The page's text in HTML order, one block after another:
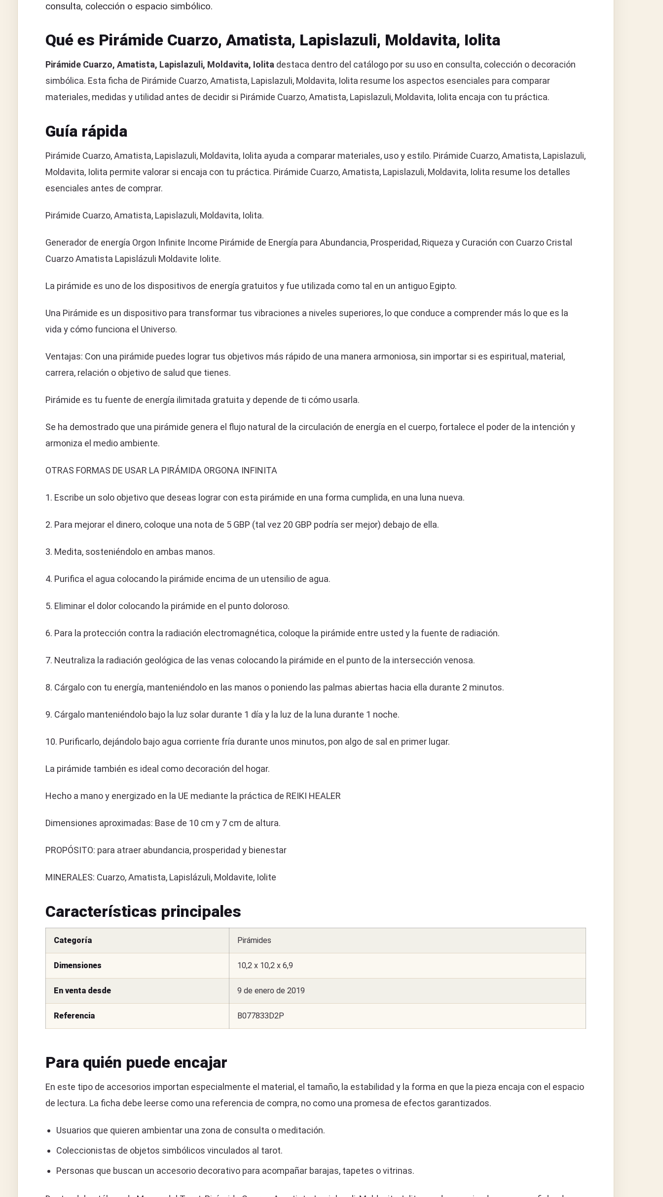
consulta, colección o espacio simbólico.
Qué es Pirámide Cuarzo, Amatista, Lapislazuli, Moldavita, Iolita
Pirámide Cuarzo, Amatista, Lapislazuli, Moldavita, Iolita destaca dentro del catálogo por su uso en consulta, colección o decoración
simbólica. Esta ficha de Pirámide Cuarzo, Amatista, Lapislazuli, Moldavita, Iolita resume los aspectos esenciales para comparar
materiales, medidas y utilidad antes de decidir si Pirámide Cuarzo, Amatista, Lapislazuli, Moldavita, Iolita encaja con tu práctica.
Guía rápida
Pirámide Cuarzo, Amatista, Lapislazuli, Moldavita, Iolita ayuda a comparar materiales, uso y estilo. Pirámide Cuarzo, Amatista, Lapislazuli,
Moldavita, Iolita permite valorar si encaja con tu práctica. Pirámide Cuarzo, Amatista, Lapislazuli, Moldavita, Iolita resume los detalles
esenciales antes de comprar.
Pirámide Cuarzo, Amatista, Lapislazuli, Moldavita, Iolita.
Generador de energía Orgon Infinite Income Pirámide de Energía para Abundancia, Prosperidad, Riqueza y Curación con Cuarzo Cristal
Cuarzo Amatista Lapislázuli Moldavite Iolite.
La pirámide es uno de los dispositivos de energía gratuitos y fue utilizada como tal en un antiguo Egipto.
Una Pirámide es un dispositivo para transformar tus vibraciones a niveles superiores, lo que conduce a comprender más lo que es la
vida y cómo funciona el Universo.
Ventajas: Con una pirámide puedes lograr tus objetivos más rápido de una manera armoniosa, sin importar si es espiritual, material,
carrera, relación o objetivo de salud que tienes.
Pirámide es tu fuente de energía ilimitada gratuita y depende de ti cómo usarla.
Se ha demostrado que una pirámide genera el flujo natural de la circulación de energía en el cuerpo, fortalece el poder de la intención y
armoniza el medio ambiente.
OTRAS FORMAS DE USAR LA PIRÁMIDA ORGONA INFINITA
1. Escribe un solo objetivo que deseas lograr con esta pirámide en una forma cumplida, en una luna nueva.
2. Para mejorar el dinero, coloque una nota de 5 GBP (tal vez 20 GBP podría ser mejor) debajo de ella.
3. Medita, sosteniéndolo en ambas manos.
4. Purifica el agua colocando la pirámide encima de un utensilio de agua.
5. Eliminar el dolor colocando la pirámide en el punto doloroso.
6. Para la protección contra la radiación electromagnética, coloque la pirámide entre usted y la fuente de radiación.
7. Neutraliza la radiación geológica de las venas colocando la pirámide en el punto de la intersección venosa.
8. Cárgalo con tu energía, manteniéndolo en las manos o poniendo las palmas abiertas hacia ella durante 2 minutos.
9. Cárgalo manteniéndolo bajo la luz solar durante 1 día y la luz de la luna durante 1 noche.
10. Purificarlo, dejándolo bajo agua corriente fría durante unos minutos, pon algo de sal en primer lugar.
La pirámide también es ideal como decoración del hogar.
Hecho a mano y energizado en la UE mediante la práctica de REIKI HEALER
Dimensiones aproximadas: Base de 10 cm y 7 cm de altura.
PROPÓSITO: para atraer abundancia, prosperidad y bienestar
MINERALES: Cuarzo, Amatista, Lapislázuli, Moldavite, Iolite
Características principales
Categoría Pirámides
Dimensiones 10,2 x 10,2 x 6,9
En venta desde 9 de enero de 2019
Referencia B077833D2P
Para quién puede encajar
En este tipo de accesorios importan especialmente el material, el tamaño, la estabilidad y la forma en que la pieza encaja con el espacio
de lectura. La ficha debe leerse como una referencia de compra, no como una promesa de efectos garantizados.
Usuarios que quieren ambientar una zona de consulta o meditación.
Coleccionistas de objetos simbólicos vinculados al tarot.
Personas que buscan un accesorio decorativo para acompañar barajas, tapetes o vitrinas.